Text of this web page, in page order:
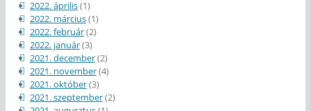
2022. április(1)
2022. március(1)
2022. február(2)
2022. január(3)
2021. december(2)
2021. november(4)
2021. október(3)
2021. szeptember(2)